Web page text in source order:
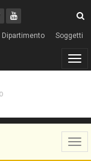
Twitter
Youtube
Dipartimento Soggetti